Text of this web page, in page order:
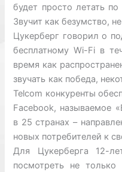
будет просто летать
Звучит как безумство,
Цукерберг говорил о
бесплатному Wi-Fi в
время как
звучать как победа,
Telcom конкуренты
Facebook, называемое
в 25 странах –
новых потребителей к
Для Цукерберга 12-
посмотреть не